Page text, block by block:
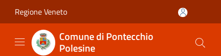
Regione Veneto
Comune di Pontecchio
Polesine